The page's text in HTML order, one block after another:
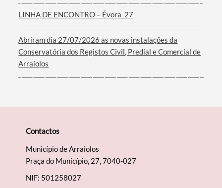
LINHA DE ENCONTRO – Évora_27
Abriram dia 27/07/2026 as novas instalações da
Conservatória dos Registos Civil, Predial e Comercial de
Arraiolos
Contactos
Município de Arraiolos
Praça do Município, 27, 7040-027
NIF: 501258027